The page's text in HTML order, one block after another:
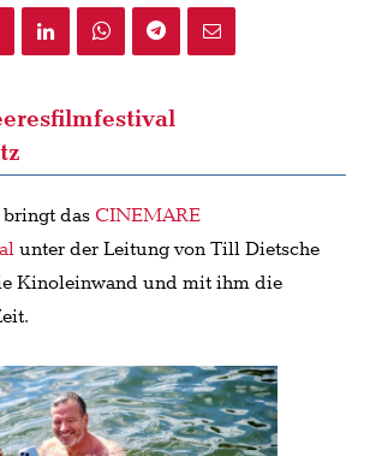
bringt das CINEMARE
unter der Leitung von Till Dietsche
Kinoleinwand und mit ihm die